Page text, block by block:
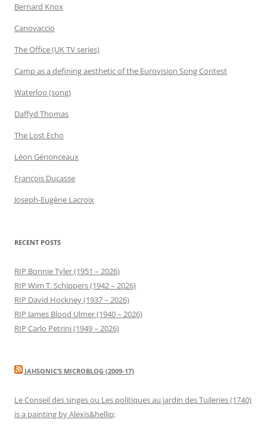
Bernard Knox
Canovaccio
The Office (UK TV series)
Camp as a defining aesthetic of the Eurovision Song Contest
Waterloo (song)
Daffyd Thomas
The Lost Echo
Léon Génonceaux
François Ducasse
Joseph-Eugène Lacroix
RECENT POSTS
RIP Bonnie Tyler (1951 – 2026)
RIP Wim T. Schippers (1942 – 2026)
RIP David Hockney (1937 – 2026)
RIP James Blood Ulmer (1940 – 2026)
RIP Carlo Petrini (1949 – 2026)
JAHSONIC’S MICROBLOG (2009-17)
Le Conseil des singes ou Les politiques au jardin des Tuileries (1740)
is a painting by Alexis&hellip;